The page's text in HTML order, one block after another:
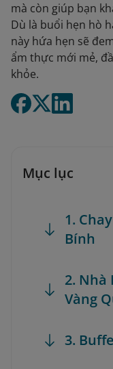
mà còn giúp bạn
Dù là buổi hẹn hò
này hứa hẹn sẽ
ẩm thực mới mẻ,
khỏe.
Mục lục
1.
Bính
2. Nhà
Vàng
3.